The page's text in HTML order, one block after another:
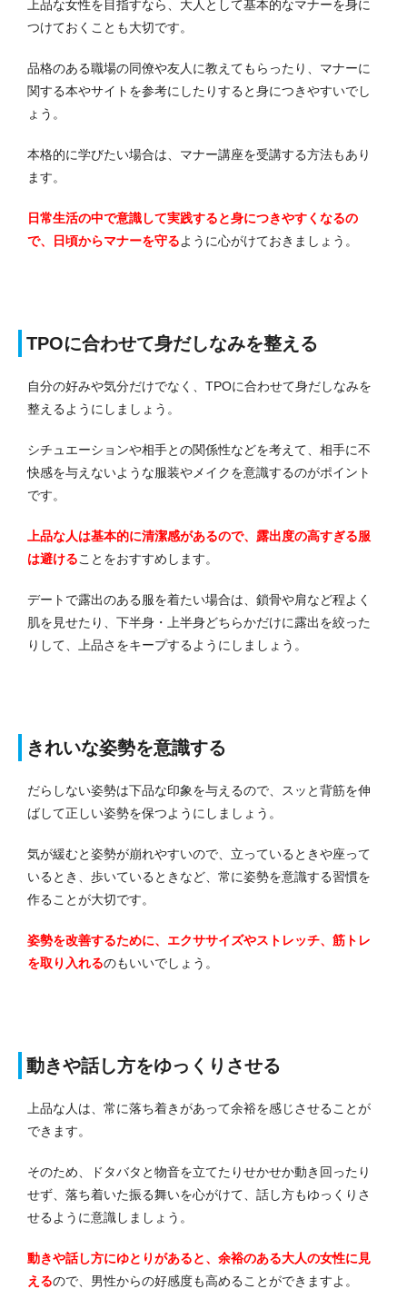
上品な女性を目指すなら、大人として基本的なマナーを身に
つけておくことも大切です。
品格のある職場の同僚や友人に教えてもらったり、マナーに
関する本やサイトを参考にしたりすると身につきやすいでし
ょう。
本格的に学びたい場合は、マナー講座を受講する方法もあり
ます。
日常生活の中で意識して実践すると身につきやすくなるの
で、日頃からマナーを守るように心がけておきましょう。
TPOに合わせて身だしなみを整える
自分の好みや気分だけでなく、TPOに合わせて身だしなみを
整えるようにしましょう。
シチュエーションや相手との関係性などを考えて、相手に不
快感を与えないような服装やメイクを意識するのがポイント
です。
上品な人は基本的に清潔感があるので、露出度の高すぎる服
は避けることをおすすめします。
デートで露出のある服を着たい場合は、鎖骨や肩など程よく
肌を見せたり、下半身・上半身どちらかだけに露出を絞った
りして、上品さをキープするようにしましょう。
きれいな姿勢を意識する
だらしない姿勢は下品な印象を与えるので、スッと背筋を伸
ばして正しい姿勢を保つようにしましょう。
気が緩むと姿勢が崩れやすいので、立っているときや座って
いるとき、歩いているときなど、常に姿勢を意識する習慣を
作ることが大切です。
姿勢を改善するために、エクササイズやストレッチ、筋トレ
を取り入れるのもいいでしょう。
動きや話し方をゆっくりさせる
上品な人は、常に落ち着きがあって余裕を感じさせることが
できます。
そのため、ドタバタと物音を立てたりせかせか動き回ったり
せず、落ち着いた振る舞いを心がけて、話し方もゆっくりさ
せるように意識しましょう。
動きや話し方にゆとりがあると、余裕のある大人の女性に見
えるので、男性からの好感度も高めることができますよ。